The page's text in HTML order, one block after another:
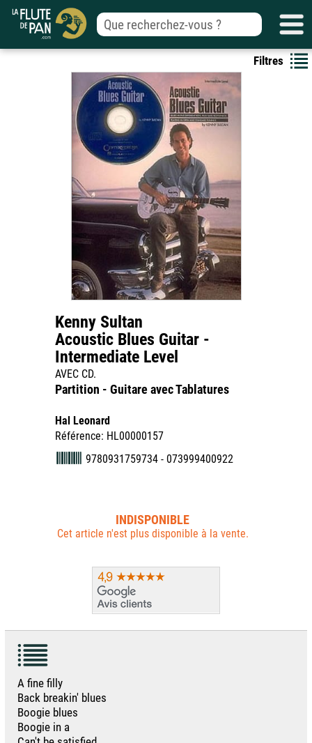
Filtres
Kenny Sultan
Acoustic Blues Guitar -
Intermediate Level
AVEC CD.
Partition - Guitare avec Tablatures
Hal Leonard
Référence: HL00000157
9780931759734 - 073999400922
INDISPONIBLE
Cet article n'est plus disponible à la vente.
A fine filly
Back breakin' blues
Boogie blues
Boogie in a